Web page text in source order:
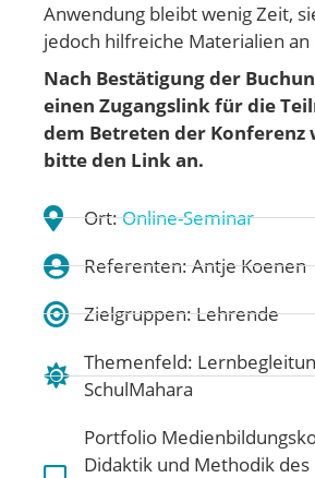
Anwendung bleibt wenig Zeit,
jedoch hilfreiche Materialien an
Nach Bestätigung der
einen Zugangslink für die
dem Betreten der Konferenz
bitte den Link an.
Ort:Online-Seminar
Referenten: Antje Koenen
Zielgruppen: Lehrende
Themenfeld:
SchulMahara
Portfolio
Didaktik und Methodik des